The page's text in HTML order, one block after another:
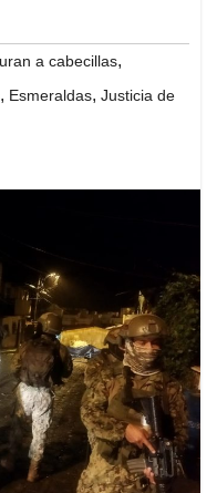
a cabecillas,
, Esmeraldas, Justicia de